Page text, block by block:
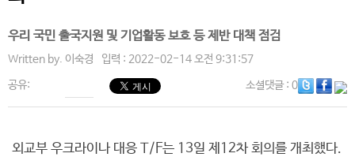
우리 국민 출국지원 및 기업활동 보호 등 제반 대책 점검
Written by. 이숙경 입력 : 2022-02-14 오전 9:31:57
공유: 소셜댓글: 0
외교부 우크라이나 대응 T/F는 13일 제12차 회의를 개최했다.